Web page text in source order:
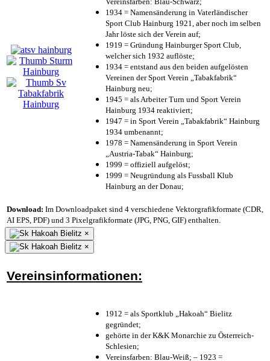
1934 = Namensänderung in Vaterländischer
Sport Club Hainburg 1921, aber noch im selben
Jahr löste sich der Verein auf;
1919 = Gründung Hainburger Sport Club,
welcher sich 1932 auflöste;
1934 = entstand aus den beiden aufgelösten
Vereinen der Sport Verein „Tabakfabrik“
Hainburg neu;
1945 = als Arbeiter Turn und Sport Verein
Hainburg 1934 reaktiviert;
1947 = in Sport Verein „Tabakfabrik“ Hainburg
1934 umbenannt;
1978 = Namensänderung in Sport Verein
„Austria-Tabak“ Hainburg;
1999 = offiziell aufgelöst;
1999 = Neugründung als Fussball Klub
Hainburg an der Donau;
Download: Im Downloadpaket sind 4 verschiedene Vektorgrafikformate (CDR,
AI EPS, PDF) und 3 Pixelgrafikformate (JPG, PNG, GIF) enthalten.
×
×
Vereinsinformationen:
1912 = als Sportklub „Hakoah“ Bielitz
gegründet;
gehörte in der K&K Monarchie zu Österreich-
Schlesien;
Vereinsfarben: Blau-Weiß; – 1923 =